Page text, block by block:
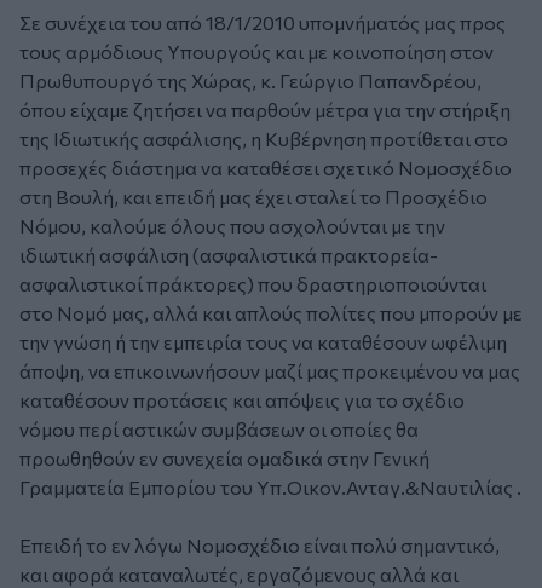
Σε συνέχεια του από 18/1/2010 υπομνήματός μας προς
τους αρμόδιους Υπουργούς και με κοινοποίηση στον
Πρωθυπουργό της Χώρας, κ. Γεώργιο Παπανδρέου,
όπου είχαμε ζητήσει να παρθούν μέτρα για την στήριξη
της Ιδιωτικής ασφάλισης, η Κυβέρνηση προτίθεται στο
προσεχές διάστημα να καταθέσει σχετικό Νομοσχέδιο
στη Βουλή, και επειδή μας έχει σταλεί το Προσχέδιο
Νόμου, καλούμε όλους που ασχολούνται με την
ιδιωτική ασφάλιση (ασφαλιστικά πρακτορεία-
ασφαλιστικοί πράκτορες) που δραστηριοποιούνται
στο Νομό μας, αλλά και απλούς πολίτες που μπορούν με
την γνώση ή την εμπειρία τους να καταθέσουν ωφέλιμη
άποψη, να επικοινωνήσουν μαζί μας προκειμένου να μας
καταθέσουν προτάσεις και απόψεις για το σχέδιο
νόμου περί αστικών συμβάσεων οι οποίες θα
προωθηθούν εν συνεχεία ομαδικά στην Γενική
Γραμματεία Εμπορίου του Υπ.Οικον.Ανταγ.&Ναυτιλίας .
Επειδή το εν λόγω Νομοσχέδιο είναι πολύ σημαντικό,
και αφορά καταναλωτές, εργαζόμενους αλλά και